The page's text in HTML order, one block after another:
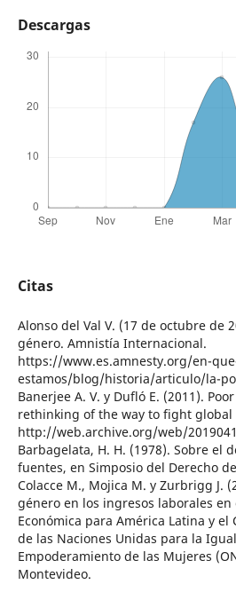
Descargas
Citas
Alonso del Val V. (17 de octubre de
género. Amnistía Internacional.
https://www.es.amnesty.org/en-
estamos/blog/historia/articulo/la-
Banerjee A. V. y Dufló E. (2011).
rethinking of the way to fight global
http://web.archive.org/web/
Barbagelata, H. H. (1978). Sobre el
fuentes, en Simposio del Derecho
Colacce M., Mojica M. y Zurbrigg J.
género en los ingresos laborales en
Económica para América Latina y el
de las Naciones Unidas para la
Empoderamiento de las Mujeres
Montevideo.